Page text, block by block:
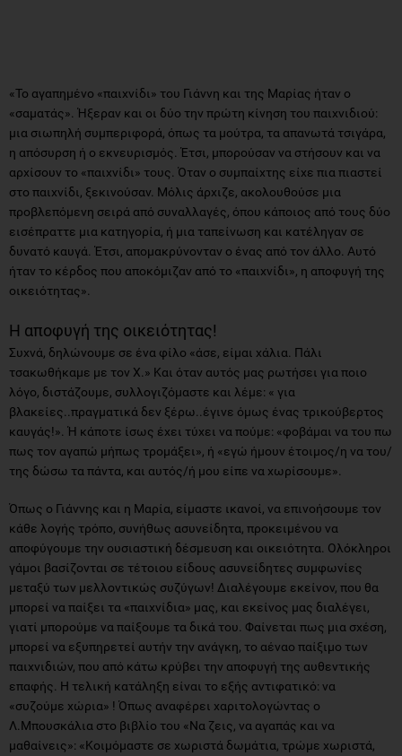
«Το αγαπημένο «παιχνίδι» του Γιάννη και της Μαρίας ήταν ο
«σαματάς». Ήξεραν και οι δύο την πρώτη κίνηση του παιχνιδιού:
μια σιωπηλή συμπεριφορά, όπως τα μούτρα, τα απανωτά τσιγάρα,
η απόσυρση ή ο εκνευρισμός. Έτσι, μπορούσαν να στήσουν και να
αρχίσουν το «παιχνίδι» τους. Όταν ο συμπαίχτης είχε πια πιαστεί
στο παιχνίδι, ξεκινούσαν. Μόλις άρχιζε, ακολουθούσε μια
προβλεπόμενη σειρά από συναλλαγές, όπου κάποιος από τους δύο
εισέπραττε μια κατηγορία, ή μια ταπείνωση και κατέληγαν σε
δυνατό καυγά. Έτσι, απομακρύνονταν ο ένας από τον άλλο. Αυτό
ήταν το κέρδος που αποκόμιζαν από το «παιχνίδι», η αποφυγή της
οικειότητας».
Η αποφυγή της οικειότητας!
Συχνά, δηλώνουμε σε ένα φίλο «άσε, είμαι χάλια. Πάλι
τσακωθήκαμε με τον Χ.» Και όταν αυτός μας ρωτήσει για ποιο
λόγο, διστάζουμε, συλλογιζόμαστε και λέμε: « για
βλακείες..πραγματικά δεν ξέρω..έγινε όμως ένας τρικούβερτος
καυγάς!». Ή κάποτε ίσως έχει τύχει να πούμε: «φοβάμαι να του πω
πως τον αγαπώ μήπως τρομάξει», ή «εγώ ήμουν έτοιμος/η να του/
της δώσω τα πάντα, και αυτός/ή μου είπε να χωρίσουμε».
Όπως ο Γιάννης και η Μαρία, είμαστε ικανοί, να επινοήσουμε τον
κάθε λογής τρόπο, συνήθως ασυνείδητα, προκειμένου να
αποφύγουμε την ουσιαστική δέσμευση και οικειότητα. Ολόκληροι
γάμοι βασίζονται σε τέτοιου είδους ασυνείδητες συμφωνίες
μεταξύ των μελλοντικώς συζύγων! Διαλέγουμε εκείνον, που θα
μπορεί να παίξει τα «παιχνίδια» μας, και εκείνος μας διαλέγει,
γιατί μπορούμε να παίξουμε τα δικά του. Φαίνεται πως μια σχέση,
μπορεί να εξυπηρετεί αυτήν την ανάγκη, το αέναο παίξιμο των
παιχνιδιών, που από κάτω κρύβει την αποφυγή της αυθεντικής
επαφής. Η τελική κατάληξη είναι το εξής αντιφατικό: να
«συζούμε χώρια» ! Όπως αναφέρει χαριτολογώντας ο
Λ.Μπουσκάλια στο βιβλίο του «Να ζεις, να αγαπάς και να
μαθαίνεις»: «Κοιμόμαστε σε χωριστά δωμάτια, τρώμε χωριστά,